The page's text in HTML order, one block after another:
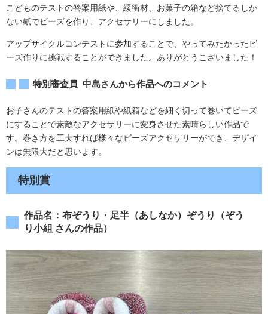
こどものテストの答案用紙や、緩衝材、お菓子の箱など捨てるしか
ない紙でビーズを作り、アクセサリーにしました。
アップサイクルコンテストに参加することで、やってみたかったビ
ーズ作りに挑戦することができました。ありがとうこざいました！
特別審査員 中島さんから作品へのコメント
お子さんのテストの答案用紙や紙箱などを細く切って巻いてビーズ
にすることで素敵なアクセサリーに変身させた素晴らしい作品で
す。巻き方を工夫すれば様々なビーズアクセサリーができ、デザイ
ンは無限大だと思います。
特別賞
作品名：布ぞうり・足半（あしなか）ぞうり（ぞう
り小組 さんの作品）